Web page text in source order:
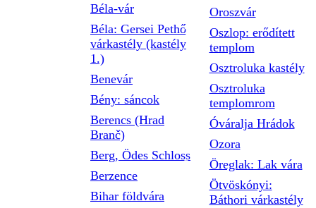
Béla-vár
Béla: Gersei Pethő
várkastély (kastély
1.)
Benevár
Bény: sáncok
Berencs (Hrad
Branč)
Berg, Ödes Schloss
Berzence
Bihar földvára
Oroszvár
Oszlop: erődített
templom
Osztroluka kastély
Osztroluka
templomrom
Óváralja Hrádok
Ozora
Öreglak: Lak vára
Ötvöskónyi:
Báthori várkastély